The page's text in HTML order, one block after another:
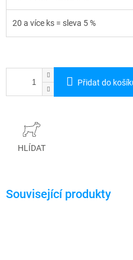
20 a více ks = sleva 5 %
Přidat do
HLÍDAT